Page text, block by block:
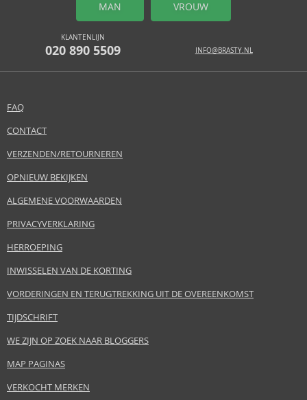
MAN VROUW
KLANTENLIJN
020 890 5509 INFO@BRASTY.NL
FAQ
CONTACT
VERZENDEN/RETOURNEREN
OPNIEUW BEKIJKEN
ALGEMENE VOORWAARDEN
PRIVACYVERKLARING
HERROEPING
INWISSELEN VAN DE KORTING
VORDERINGEN EN TERUGTREKKING UIT DE OVEREENKOMST
TIJDSCHRIFT
WE ZIJN OP ZOEK NAAR BLOGGERS
MAP PAGINAS
VERKOCHT MERKEN